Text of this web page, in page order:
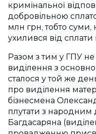
кримінальної
добровільною
млн грн, тобто суми,
ухилився від сплати
Разом з тим у ГПУ
виділення з
сталося у той же
про виділення
бізнесмена
плутати з народним
Багдасаряна